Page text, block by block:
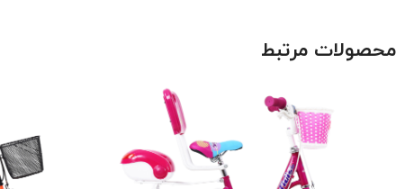
درباره برند اورلرد (OVERLORD)
سایز 29
محصولات مرتبط